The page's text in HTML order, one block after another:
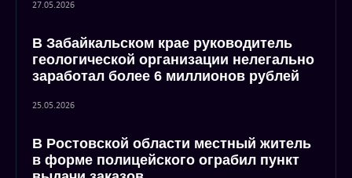
27.05.2026
В Забайкальском крае руководитель
геологической организации нелегально
заработал более 6 миллионов рублей
25.05.2026
В Ростовской области местный житель
в форме полицейского ограбил пункт